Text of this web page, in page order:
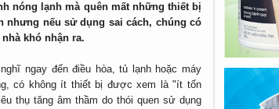
nóng lạnh mà quên mất những thiết bị
nhưng nếu sử dụng sai cách, chúng có
khó nhận ra.
ngay đến điều hòa, tủ lạnh hoặc máy
có không ít thiết bị được xem là "ít tốn
thụ tăng âm thầm do thói quen sử dụng